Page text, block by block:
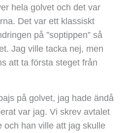
hela golvet och det var
Det var ett klassiskt
på ”soptippen” så
Jag ville tacka nej, men
att ta första steget från
på golvet, jag hade ändå
var jag. Vi skrev avtalet
och han ville att jag skulle